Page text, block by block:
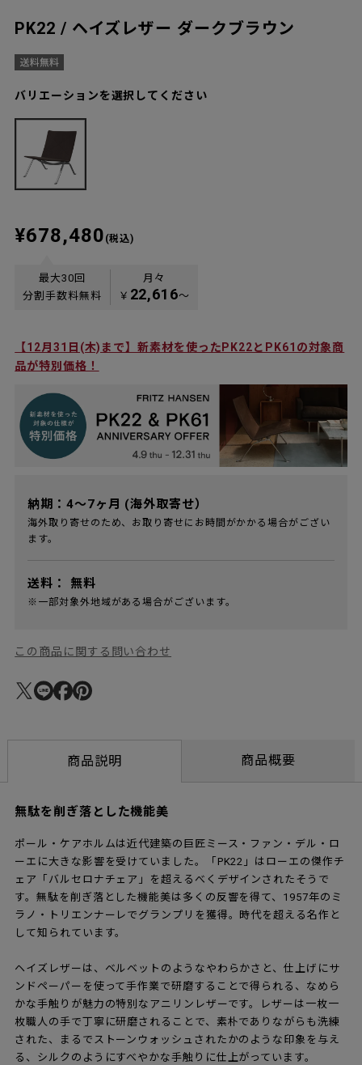
PK22 / ヘイズレザー ダークブラウン
バリエーションを選択してください
¥678,480 (税込)
最大30回
分割手数料無料
月々
￥ 22,616〜
【12月31日(木)まで】新素材を使ったPK22とPK61の対象商
品が特別価格！
納期：4～7ヶ月 (海外取寄せ）
海外取り寄せのため、お取り寄せにお時間がかかる場合がござい
ます。
送料： 無料
※一部対象外地域がある場合がございます。
この商品に関する問い合わせ
商品説明 商品概要
無駄を削ぎ落とした機能美
ポール・ケアホルムは近代建築の巨匠ミース・ファン・デル・ロ
ーエに大きな影響を受けていました。「PK22」はローエの傑作チ
ェア「バルセロナチェア」を超えるべくデザインされたそうで
す。無駄を削ぎ落とした機能美は多くの反響を得て、1957年のミ
ラノ・トリエンナーレでグランプリを獲得。時代を超える名作と
して知られています。
ヘイズレザーは、ベルベットのようなやわらかさと、仕上げにサ
ンドペーパーを使って手作業で研磨することで得られる、なめら
かな手触りが魅力の特別なアニリンレザーです。レザーは一枚一
枚職人の手で丁寧に研磨されることで、素朴でありながらも洗練
された、まるでストーンウォッシュされたかのような印象を与え
る、シルクのようにすべやかな手触りに仕上がっています。